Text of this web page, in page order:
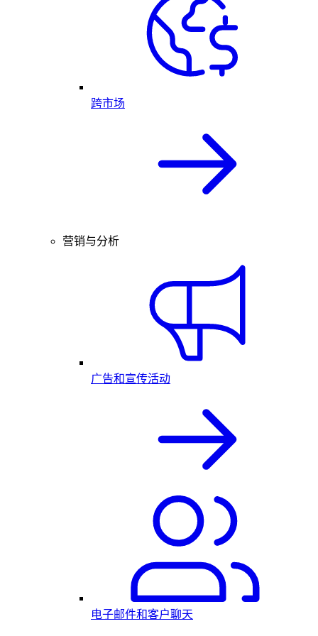
跨市场
营销与分析
广告和宣传活动
电子邮件和客户聊天